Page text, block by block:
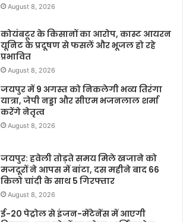
August 8, 2026
कोयंबटूर के किसानों का आरोप, कास्ट आयरन
यूनिट के प्रदूषण से फसलें और भूजल हो रहे
प्रभावित
August 8, 2026
जयपुर में 9 अगस्त को निकलेगी भव्य तिरंगा
यात्रा, जेपी नड्डा और सीएम भजनलाल शर्मा
करेंगे नेतृत्व
August 8, 2026
जयपुर: हवेली तोड़ते समय मिले खजाने को
मजदूरों ने आपस में बांटा, दस महीने बाद 66
किलो चांदी के साथ 5 गिरफ्तार
August 8, 2026
ई-20 पेट्रोल से इंजन-मेंटेनेंस में आएगी